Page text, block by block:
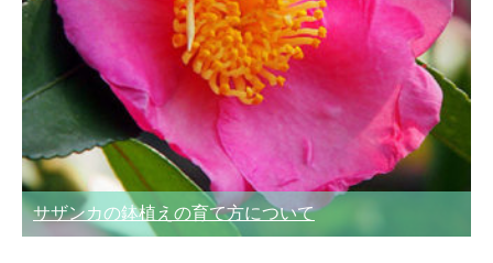
サザンカの鉢植えの育て方について